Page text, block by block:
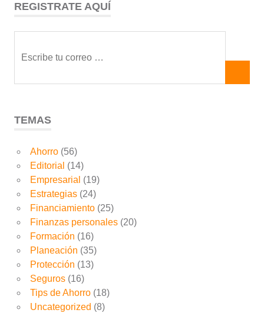
REGISTRATE AQUÍ
TEMAS
Ahorro(56)
Editorial (14)
Empresarial (19)
Estrategias(24)
Financiamiento(25)
Finanzas personales(20)
Formación (16)
Planeación (35)
Protección (13)
Seguros(16)
Tips de Ahorro(18)
Uncategorized (8)